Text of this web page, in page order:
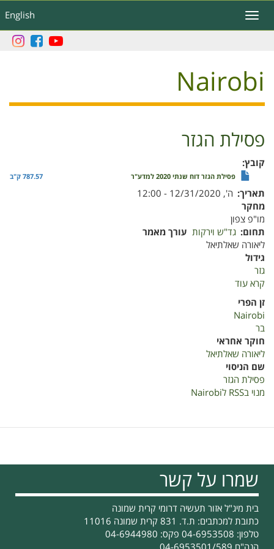
לתוכן
העיקרי
English
Toggle
navigation
Nairobi
פסילת הגזר
קובץ
פסילת הגזר דוח שנתי 2020 למדע"ר 787.57 ק"ב
תאריך ה', 12/31/2020 - 12:00
מחקר
מו"פ צפון
תחום גד"ש וירקות עורך מאמר
ליאורה שאלתיאל
גידול
גזר
קרא עוד
הגזר
זן הפרי
Nairobi
בר
חוקר אחראי
ליאורה שאלתיאל
שם הניסוי
פסילת הגזר
מנוי בRSS לNairobi
שמרו על קשר
בית מיג"ל אזור תעשיה דרומי קרית שמונה
כתובת למכתבים: ת.ד. 831 קרית שמונה 11016
טלפון: 04-6953508 פקס: 04-6944980